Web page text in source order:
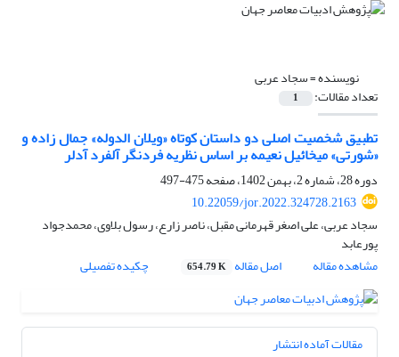
نویسنده =سجاد عربی
تعداد مقالات: 1
تطبیق شخصیت اصلی دو داستان کوتاه «ویلان الدوله» جمال زاده و
«شورتی» میخائیل نعیمه بر اساس نظریه فردنگر آلفرد آدلر
دوره 28، شماره 2، بهمن 1402، صفحه
475-497
10.22059/jor.2022.324728.2163
سجاد عربی، علی اصغر قهرمانی مقبل، ناصر زارع، رسول بلاوی، محمدجواد
پورعابد
مشاهده مقاله
اصل مقاله 654.79 K چکیده تفصیلی
مقالات آماده انتشار